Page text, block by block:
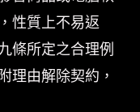
性質上不易返
條所定之合理例
理由解除契約，